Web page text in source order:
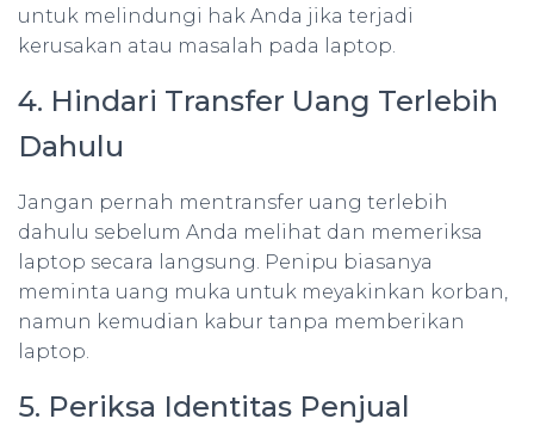
untuk melindungi hak Anda jika terjadi
kerusakan atau masalah pada laptop.
4. Hindari Transfer Uang Terlebih
Dahulu
Jangan pernah mentransfer uang terlebih
dahulu sebelum Anda melihat dan memeriksa
laptop secara langsung. Penipu biasanya
meminta uang muka untuk meyakinkan korban,
namun kemudian kabur tanpa memberikan
laptop.
5. Periksa Identitas Penjual